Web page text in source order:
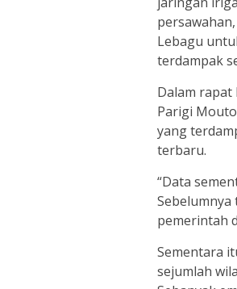
Lebagu
terdampak
Dalam rapat
Parigi
yang
terbaru.
“Data
pemerintah
Sementara
sejumlah